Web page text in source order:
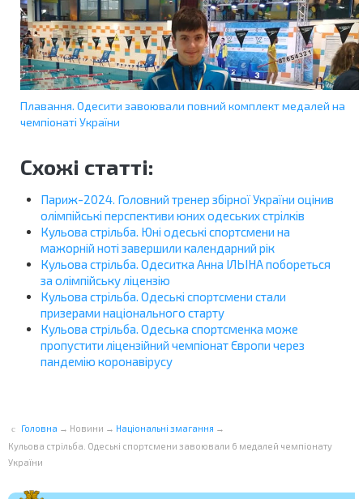
Плавання. Одесити завоювали повний комплект медалей на
чемпіонаті України
Схожі статті:
Париж-2024. Головний тренер збірної України оцінив
олімпійські перспективи юних одеських стрілків
Кульова стрільба. Юні одеські спортсмени на
мажорній ноті завершили календарний рік
Кульова стрільба. Одеситка Анна ІЛЬІНА побореться
за олімпійську ліцензію
Кульова стрільба. Одеські спортсмени стали
призерами національного старту
Кульова стрільба. Одеська спортсменка може
пропустити ліцензійний чемпіонат Європи через
пандемію коронавірусу
Головна → Новини → Національні змагання →
Кульова стрільба. Одеські спортсмени завоювали 6 медалей чемпіонату
України